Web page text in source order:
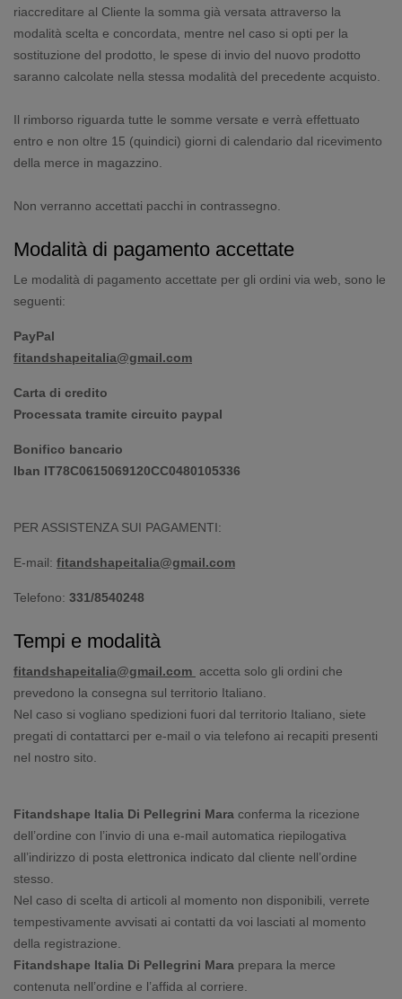
riaccreditare al Cliente la somma già versata attraverso la
modalità scelta e concordata, mentre nel caso si opti per la
sostituzione del prodotto, le spese di invio del nuovo prodotto
saranno calcolate nella stessa modalità del precedente acquisto.
Il rimborso riguarda tutte le somme versate e verrà effettuato
entro e non oltre 15 (quindici) giorni di calendario dal ricevimento
della merce in magazzino.
Non verranno accettati pacchi in contrassegno.
Modalità di pagamento accettate
Le modalità di pagamento accettate per gli ordini via web, sono le
seguenti:
PayPal
fitandshapeitalia@gmail.com
Carta di credito
Processata tramite circuito paypal
Bonifico bancario
Iban IT78C0615069120CC0480105336
PER ASSISTENZA SUI PAGAMENTI:
E-mail: fitandshapeitalia@gmail.com
Telefono: 331/8540248
Tempi e modalità
fitandshapeitalia@gmail.com accetta solo gli ordini che
prevedono la consegna sul territorio Italiano.
Nel caso si vogliano spedizioni fuori dal territorio Italiano, siete
pregati di contattarci per e-mail o via telefono ai recapiti presenti
nel nostro sito.
Fitandshape Italia Di Pellegrini Mara conferma la ricezione
dell’ordine con l’invio di una e-mail automatica riepilogativa
all’indirizzo di posta elettronica indicato dal cliente nell’ordine
stesso.
Nel caso di scelta di articoli al momento non disponibili, verrete
tempestivamente avvisati ai contatti da voi lasciati al momento
della registrazione.
Fitandshape Italia Di Pellegrini Mara prepara la merce
contenuta nell’ordine e l’affida al corriere.